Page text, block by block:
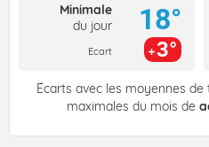
Minimale
du jour
Ecart
18°
3°
Écarts avec les moyennes
maximales du mois de